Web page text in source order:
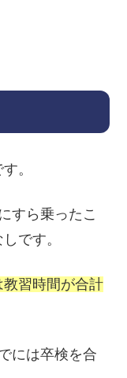
。
すら乗ったこ
です。
習時間が合計
には卒検を合